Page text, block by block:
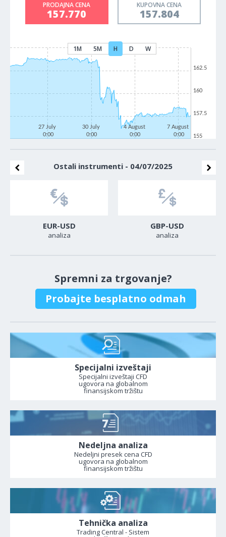
PRODAJNA CENA
157.770
KUPOVNA CENA
157.804
1M 5M H D W
27 July
0:00
30 July
0:00
4 August
0:00
7 August
0:00
155
157.5
160
162.5
Ostali instrumenti - 04/07/2025
EUR-USD
analiza
GBP-USD
analiza
Spremni za trgovanje?
Probajte besplatno odmah
Specijalni izveštaji
Specijalni izveštaji CFD
ugovora na globalnom
finansijskom tržištu
Nedeljna analiza
Nedeljni presek cena CFD
ugovora na globalnom
finansijskom tržištu
Tehnička analiza
Trading Central - Sistem